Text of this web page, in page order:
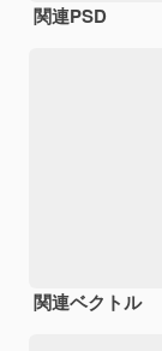
関連PSD
関連ベクトル